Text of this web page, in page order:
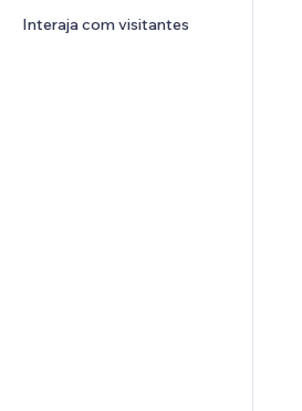
Interaja com visitantes